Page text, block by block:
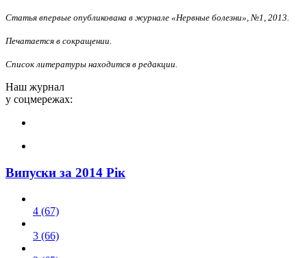
Статья впервые опубликована в журнале «Нервные болезни», №1, 2013.
Печатается в сокращении.
Список литературы находится в редакции.
Наш журнал
у соцмережах:
Випуски за 2014 Рік
4 (67)
3 (66)